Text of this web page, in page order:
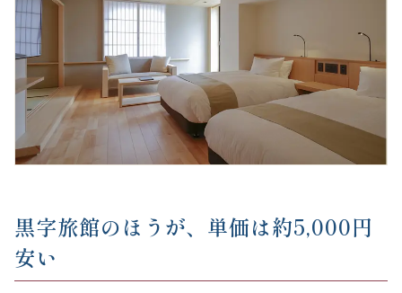
黒字旅館のほうが、単価は約5,000円
安い